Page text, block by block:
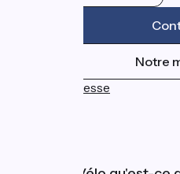
Notre
Espace Presse